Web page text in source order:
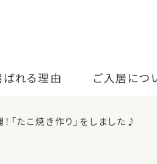
れる理由 ご入居につ
「たこ焼き作り」をしました♪